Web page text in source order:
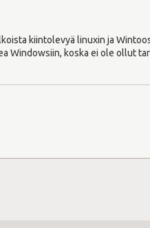
kiintolevyä linuxin ja
Windowsiin, koska ei ole ollut